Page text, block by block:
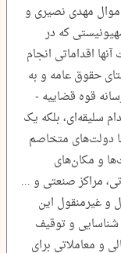
مهدی نصیری و
که در
اقداماتی انجام
حقوق عامه و به
قوه قضاییه -
سلیقه‌ای، بلکه یک
دولت‌های متخاصم
و مکان‌های
مراکز صنعتی و ...
و غیرمنقول این
شناسایی و توقیف
و معاملاتی برای